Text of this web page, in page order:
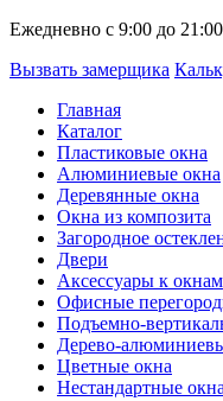
Ежедневно с 9:00 до 21:00
Вызвать замерщика
Главная
Каталог
Пластиковые окна
Алюминиевые окна
Деревянные окна
Окна из композита
Загородное
Двери
Аксессуары к окнам
Офисные
Подъемно-
Дерево-
Цветные окна
Нестандартные окна